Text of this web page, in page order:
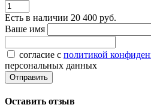
Есть в наличии 20 400 руб.
Ваше имя
согласие с политикой
персональных данных
Оставить отзыв